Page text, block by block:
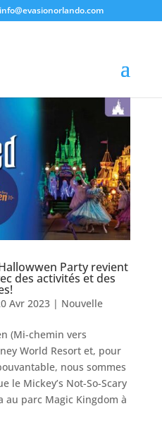
info@evasionorlando.com
Party revient
des activités et des
Avr 2023| Nouvelle
(Mi-chemin vers
World Resort et, pour
nous sommes
le Mickey’s Not-So-Scary
au parc Magic Kingdom à